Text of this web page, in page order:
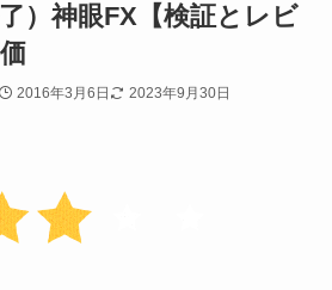
了）神眼FX【検証とレビ
2016年3月6日 2023年9月30日